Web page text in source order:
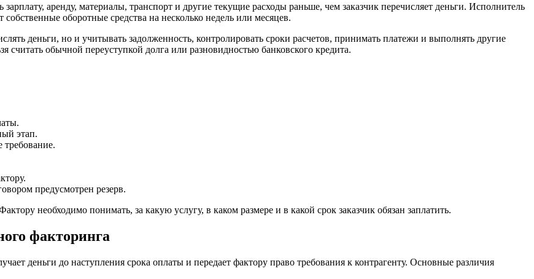
аренду, материалы, транспорт и другие текущие расходы раньше, чем заказчик перечисляет деньги. Исполнитель
оборотные средства на несколько недель или месяцев.
деньги, но и учитывать задолженность, контролировать сроки расчетов, принимать платежи и выполнять другие
обычной переуступкой долга или разновидностью банковского кредита.
этап.
требование.
предусмотрен резерв.
необходимо понимать, за какую услугу, в каком размере и в какой срок заказчик обязан заплатить.
факторинга
деньги до наступления срока оплаты и передает фактору право требования к контрагенту. Основные различия